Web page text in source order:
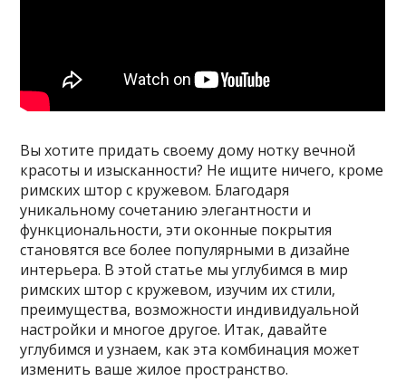
Вы хотите придать своему дому нотку вечной
красоты и изысканности? Не ищите ничего, кроме
римских штор с кружевом. Благодаря
уникальному сочетанию элегантности и
функциональности, эти оконные покрытия
становятся все более популярными в дизайне
интерьера. В этой статье мы углубимся в мир
римских штор с кружевом, изучим их стили,
преимущества, возможности индивидуальной
настройки и многое другое. Итак, давайте
углубимся и узнаем, как эта комбинация может
изменить ваше жилое пространство.